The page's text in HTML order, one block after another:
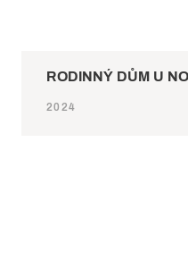
RODINNÝ DŮM U
2024